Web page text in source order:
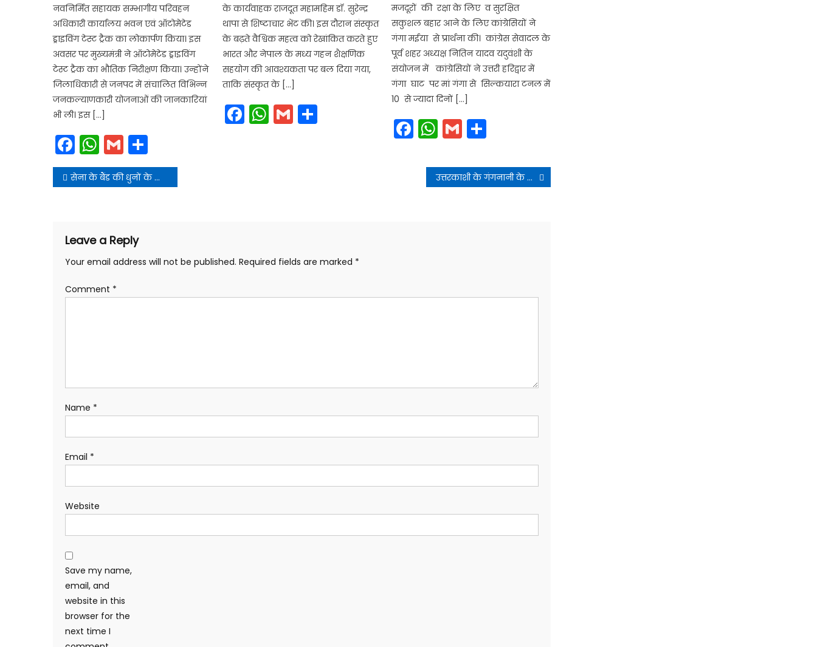
नवनिर्मित सहायक सम्भागीय परिवहन
अधिकारी कार्यालय भवन एवं ऑटोमेटेड
ड्राइविंग टेस्ट ट्रैक का लोकार्पण किया। इस
अवसर पर मुख्यमंत्री ने ऑटोमेटेड ड्राइविंग
टेस्ट ट्रैक का भौतिक निरीक्षण किया। उन्होंने
जिलाधिकारी से जनपद में संचालित विभिन्न
जनकल्याणकारी योजनाओं की जानकारियां
भी ली। इस […]
Facebook
WhatsApp
Gmail
के कार्यवाहक राजदूत महामहिम डॉ. सुरेन्द्र
थापा से शिष्टाचार भेंट की। इस दौरान संस्कृत
के बढ़ते वैश्विक महत्व को रेखांकित करते हुए
भारत और नेपाल के मध्य गहन शैक्षणिक
सहयोग की आवश्यकता पर बल दिया गया,
ताकि संस्कृत के […]
Facebook
WhatsApp
GmailShare
मजदूरों की रक्षा के लिए व सुरक्षित
सकुशल बहार आने के लिए कांग्रेसियों ने
गंगा मईया से प्रार्थना की। कांग्रेस सेवादल के
पूर्व शहर अध्यक्ष नितिन यादव यदुवंशी के
संयोजन में कांग्रेसियों ने उत्तरी हरिद्वार में
गंगा घाट पर मां गंगा से सिल्कयारा टनल में
10 से ज्यादा दिनों […]
Facebook
WhatsApp
Gmail
Post
navigation
सेना के बैंड की धुनों के साथ प्रथम पड़ाव पांडुकेश्वर प्रवास हेतु प्रस्थान किया उत्तरकाशी के गंगनानी के समीप हुई दुर्भाग्यपूर्ण हेलीकॉप्टर दुर्घटना को गंभीरता से लेते हुए उच्च स्तरीय जांच के आदेश दिए
Leave a Reply
Your email address will not be published. Required fields are marked *
Comment *
Name *
Email *
Website
Save my name,
email, and
website in this
browser for the
next time I